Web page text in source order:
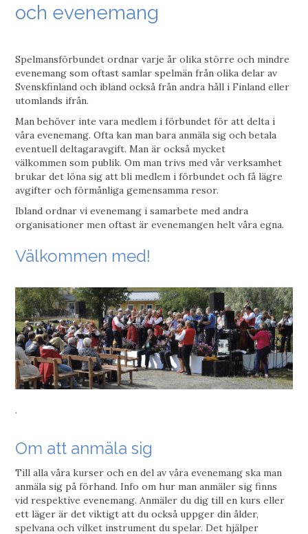
och evenemang
Spelmansförbundet ordnar varje år olika större och mindre
evenemang som oftast samlar spelmän från olika delar av
Svenskfinland och ibland också från andra håll i Finland eller
utomlands ifrån.
Man behöver inte vara medlem i förbundet för att delta i
våra evenemang. Ofta kan man bara anmäla sig och betala
eventuell deltagaravgift. Man är också mycket
välkommen som publik. Om man trivs med vår verksamhet
brukar det löna sig att bli medlem i förbundet och få lägre
avgifter och förmånliga gemensamma resor.
Ibland ordnar vi evenemang i samarbete med andra
organisationer men oftast är evenemangen helt våra egna.
Välkommen med!
.
Om att anmäla sig
Till alla våra kurser och en del av våra evenemang ska man
anmäla sig på förhand. Info om hur man anmäler sig finns
vid respektive evenemang. Anmäler du dig till en kurs eller
ett läger är det viktigt att du också uppger din ålder,
spelvana och vilket instrument du spelar. Det hjälper